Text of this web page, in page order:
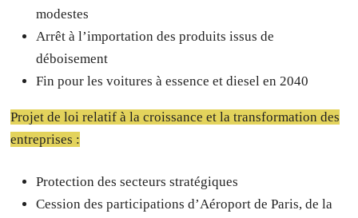
modestes
Arrêt à l’importation des produits issus de
déboisement
Fin pour les voitures à essence et diesel en 2040
Projet de loi relatif à la croissance et la transformation des
entreprises :
Protection des secteurs stratégiques
Cession des participations d’Aéroport de Paris, de la